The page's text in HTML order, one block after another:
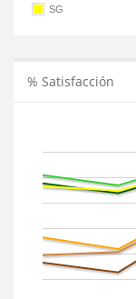
SG
% Satisfacción